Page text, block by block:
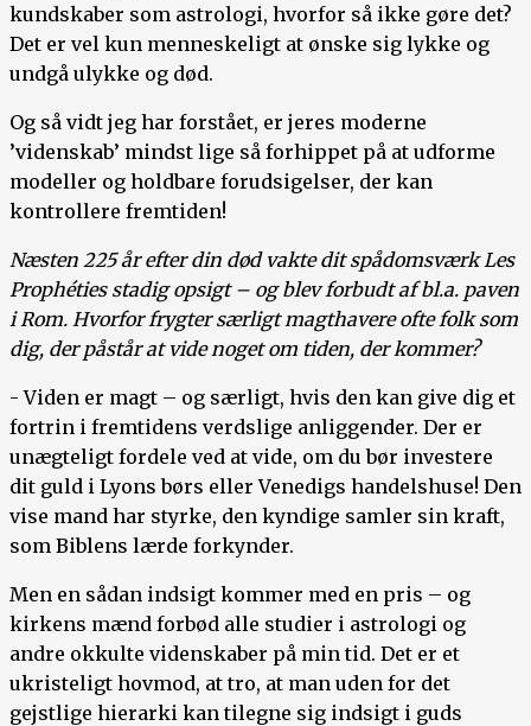
kundskaber som astrologi, hvorfor så ikke gøre det?
Det er vel kun menneskeligt at ønske sig lykke og
undgå ulykke og død.
Og så vidt jeg har forstået, er jeres moderne
’videnskab’ mindst lige så forhippet på at udforme
modeller og holdbare forudsigelser, der kan
kontrollere fremtiden!
Næsten 225 år efter din død vakte dit spådomsværk Les
Prophéties stadig opsigt – og blev forbudt af bl.a. paven
i Rom. Hvorfor frygter særligt magthavere ofte folk som
dig, der påstår at vide noget om tiden, der kommer?
- Viden er magt – og særligt, hvis den kan give dig et
fortrin i fremtidens verdslige anliggender. Der er
unægteligt fordele ved at vide, om du bør investere
dit guld i Lyons børs eller Venedigs handelshuse! Den
vise mand har styrke, den kyndige samler sin kraft,
som Biblens lærde forkynder.
Men en sådan indsigt kommer med en pris – og
kirkens mænd forbød alle studier i astrologi og
andre okkulte videnskaber på min tid. Det er et
ukristeligt hovmod, at tro, at man uden for det
gejstlige hierarki kan tilegne sig indsigt i guds